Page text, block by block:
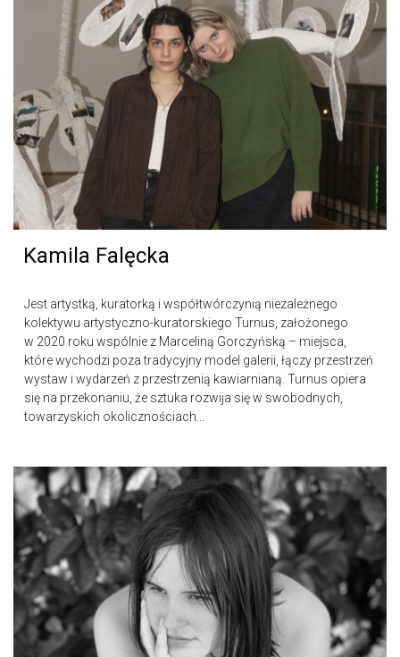
Kamila Falęcka
Jest artystką, kuratorką i współtwórczynią niezależnego
kolektywu artystyczno-kuratorskiego Turnus, założonego
w 2020 roku wspólnie z Marceliną Gorczyńską – miejsca,
które wychodzi poza tradycyjny model galerii, łączy przestrzeń
wystaw i wydarzeń z przestrzenią kawiarnianą. Turnus opiera
się na przekonaniu, że sztuka rozwija się w swobodnych,
towarzyskich okolicznościach...